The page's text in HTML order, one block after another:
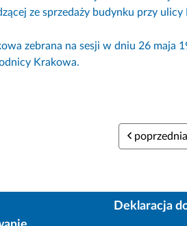
ze sprzedaży budynku przy ulicy
zebrana na sesji w dniu 26 maja
Krakowa.
poprzednia
Deklaracja